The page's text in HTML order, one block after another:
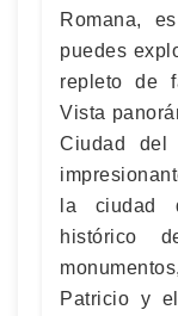
Romana,
puedes
repleto de
Vista
Ciudad
la ciudad
histórico
Patricio y